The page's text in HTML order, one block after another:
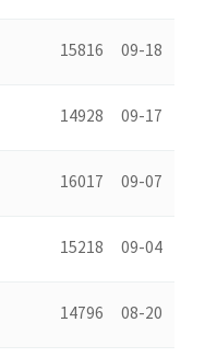
15816 09-18
14928 09-17
16017 09-07
15218 09-04
14796 08-20